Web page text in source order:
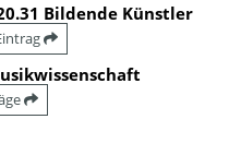
Bildende Künstler